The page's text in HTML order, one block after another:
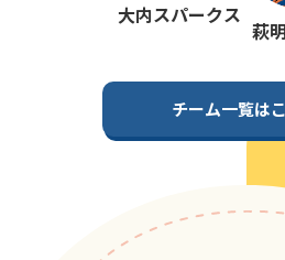
第5回 ポップアスリー
ポップアスリー
ポップアスリート
ポップアスリー
大内スパークス
萩
チーム一覧は